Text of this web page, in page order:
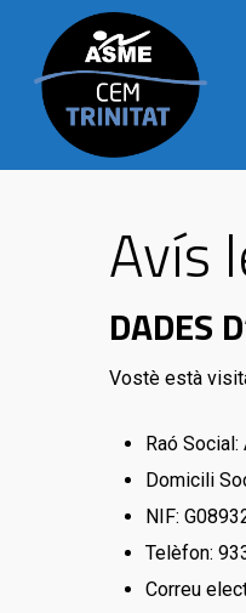
main
content
Avís
DADES
Vostè està
Raó Social:
Domicili
NIF:
Telèfon:
Correu